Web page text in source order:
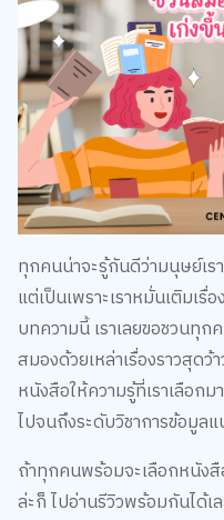
ทุกคนน่าจะรู้กันดีว่ามนุษย์เร
แต่เป็นเพราะเราหมั่นเติมเรื่
บทความนี้ เราเลยขอชวนทุก
สมองด้วยเหล่าเรื่องราวสุด
หนังสือให้ความรู้ที่เราเลือก
ไปจนถึงระดับวิชาการข้อมูล
ถ้าทุกคนพร้อมจะเลือกหนังสื
ล่ะก็ ไปอ่านรีวิวพร้อมกันได้เ